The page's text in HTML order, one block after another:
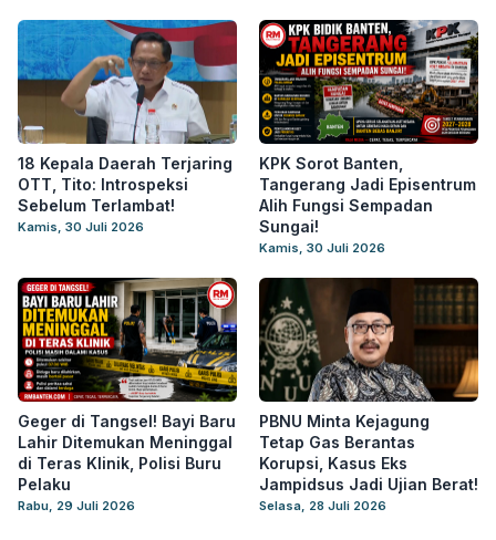
18 Kepala Daerah Terjaring
OTT, Tito: Introspeksi
Sebelum Terlambat!
Kamis, 30 Juli 2026
KPK Sorot Banten,
Tangerang Jadi Episentrum
Alih Fungsi Sempadan
Sungai!
Kamis, 30 Juli 2026
Geger di Tangsel! Bayi Baru
Lahir Ditemukan Meninggal
di Teras Klinik, Polisi Buru
Pelaku
Rabu, 29 Juli 2026
PBNU Minta Kejagung
Tetap Gas Berantas
Korupsi, Kasus Eks
Jampidsus Jadi Ujian Berat!
Selasa, 28 Juli 2026